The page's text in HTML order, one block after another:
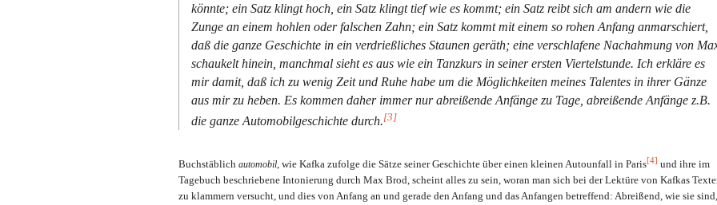
könnte; ein Satz klingt hoch, ein Satz klingt tief wie es kommt; ein Satz reibt sich am andern wie die
Zunge an einem hohlen oder falschen Zahn; ein Satz kommt mit einem so rohen Anfang anmarschiert,
daß die ganze Geschichte in ein verdrießliches Staunen geräth; eine verschlafene Nachahmung von
schaukelt hinein, manchmal sieht es aus wie ein Tanzkurs in seiner ersten Viertelstunde. Ich erkläre es
mir damit, daß ich zu wenig Zeit und Ruhe habe um die Möglichkeiten meines Talentes in ihrer Gänze
aus mir zu heben. Es kommen daher immer nur abreißende Anfänge zu Tage, abreißende Anfänge z.B.
die ganze Automobilgeschichte durch.[3]
Buchstäblich automobil, wie Kafka zufolge die Sätze seiner Geschichte über einen kleinen Autounfall in Paris[4] und ihre im
Tagebuch beschriebene Intonierung durch Max Brod, scheint alles zu sein, woran man sich bei der Lektüre von Kafkas
zu klammern versucht, und dies von Anfang an und gerade den Anfang und das Anfangen betreffend: Abreißend, wie sie sind,